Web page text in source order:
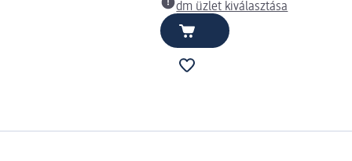
dm üzlet kiválasztása